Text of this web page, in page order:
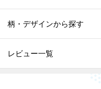
柄・デザインから探す
レビュー一覧